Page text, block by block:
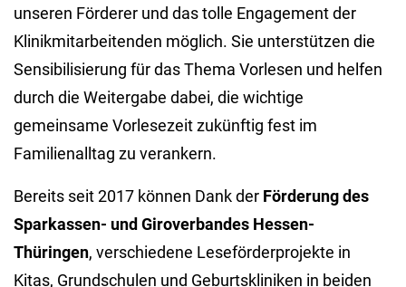
unseren Förderer und das tolle Engagement der
Klinikmitarbeitenden möglich. Sie unterstützen die
Sensibilisierung für das Thema Vorlesen und helfen
durch die Weitergabe dabei, die wichtige
gemeinsame Vorlesezeit zukünftig fest im
Familienalltag zu verankern.
Bereits seit 2017 können Dank der Förderung des
Sparkassen- und Giroverbandes Hessen-
Thüringen, verschiedene Leseförderprojekte in
Kitas, Grundschulen und Geburtskliniken in beiden